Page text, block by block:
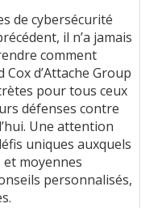
de cybersécurité
il n’a jamais
comment
d’Attache Group
pour tous ceux
défenses contre
Une attention
uniques auxquels
moyennes
personnalisés,